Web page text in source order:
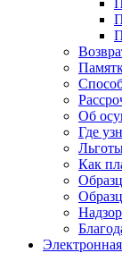
Об
Где
Как